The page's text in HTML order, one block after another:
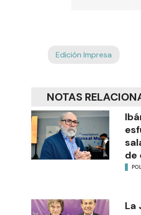
Edición Impresa
NOTAS
de
La